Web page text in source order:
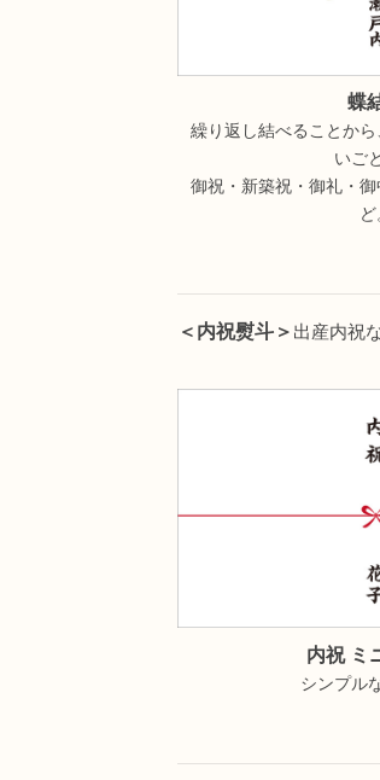
蝶
繰り返し結べることか
いご
御祝・新築祝・御礼・
ど
＜内祝熨斗＞ 出産内祝
内祝 ミ
シンプル